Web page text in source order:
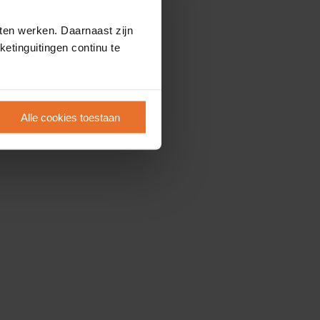
werken. Daarnaast zijn
continu te
Alle cookies toestaan